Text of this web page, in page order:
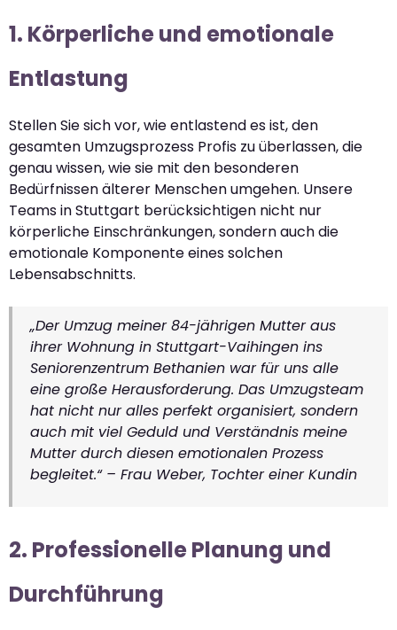
1. Körperliche und emotionale
Entlastung
Stellen Sie sich vor, wie entlastend es ist, den
gesamten Umzugsprozess Profis zu überlassen, die
genau wissen, wie sie mit den besonderen
Bedürfnissen älterer Menschen umgehen. Unsere
Teams in Stuttgart berücksichtigen nicht nur
körperliche Einschränkungen, sondern auch die
emotionale Komponente eines solchen
Lebensabschnitts.
„Der Umzug meiner 84-jährigen Mutter aus
ihrer Wohnung in Stuttgart-Vaihingen ins
Seniorenzentrum Bethanien war für uns alle
eine große Herausforderung. Das Umzugsteam
hat nicht nur alles perfekt organisiert, sondern
auch mit viel Geduld und Verständnis meine
Mutter durch diesen emotionalen Prozess
begleitet.“ – Frau Weber, Tochter einer Kundin
2. Professionelle Planung und
Durchführung